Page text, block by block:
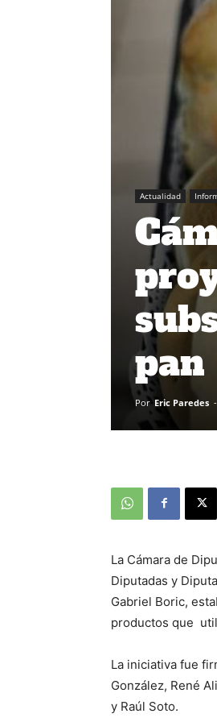
Actualidad
pan
Por Eric Paredes -
La Cámara de
Diputadas y
Gabriel Boric,
productos que
La iniciativa fue
González, René
y Raúl Soto.